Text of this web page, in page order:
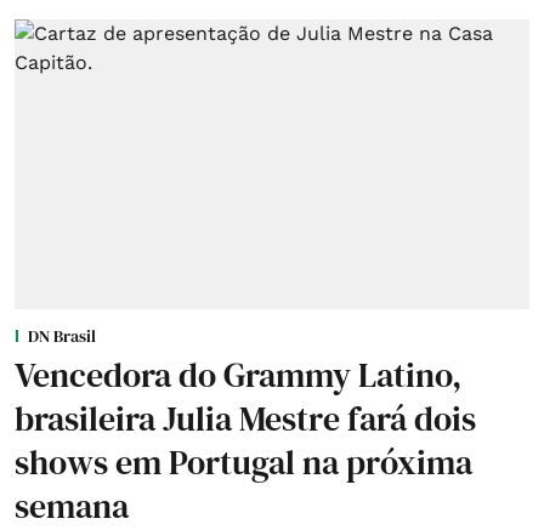
DN Brasil
Vencedora do Grammy Latino,
brasileira Julia Mestre fará dois
shows em Portugal na próxima
semana